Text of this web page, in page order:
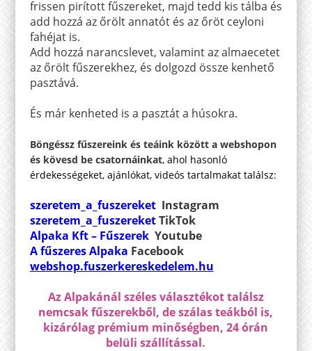
frissen pirított fűszereket, majd tedd kis tálba és
add hozzá az őrölt annatót és az őröt ceyloni
fahéjat is.
Add hozzá narancslevet, valamint az almaecetet
az őrölt fűszerekhez, és dolgozd össze kenhető
pasztává.
És már kenheted is a pasztát a húsokra.
Böngéssz fűszereink és teáink között a webshopon
és kövesd be csatornáinkat, ahol hasonló
érdekességeket, ajánlókat, videós tartalmakat találsz:
szeretem_a_fuszereketInstagram
szeretem_a_fuszereketTikTok
Alpaka Kft – Fűszerek Youtube
A fűszeres Alpaka Facebook
webshop.fuszerkereskedelem.hu
Az Alpakánál széles választékot találsz
nemcsak fűszerekből, de szálas teákból is,
kizárólag prémium minőségben, 24 órán
belüli szállítással.